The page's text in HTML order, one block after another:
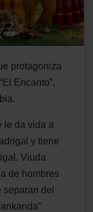
protagoniza
Encanto”,
le da vida a
y tiene
Viuda
de hombres
del